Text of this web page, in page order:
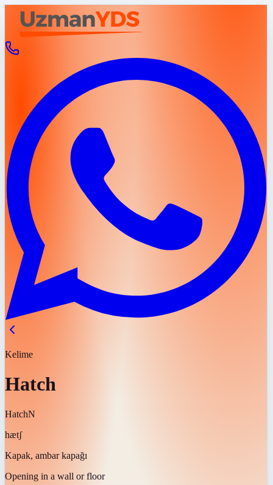
Kelime
Hatch
HatchN
hætʃ
Kapak, ambar kapağı
Opening in a wall or floor